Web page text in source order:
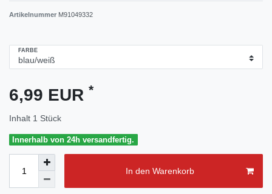
Artikelnummer M91049332
FARBE
6,99 EUR *
Inhalt 1 Stück
Innerhalb von 24h versandfertig.
In den Warenkorb